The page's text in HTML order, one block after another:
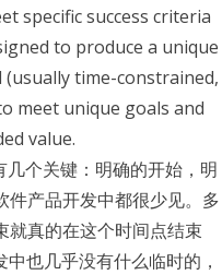
specific success criteria
to produce a unique
time-constrained,
meet unique goals and
value.
个关键：明确的开始，明
件产品开发中都很少见。多
就真的在这个时间点结束
也几乎没有什么临时的，